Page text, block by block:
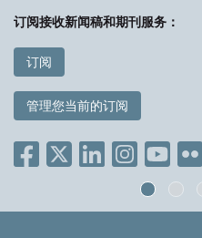
订阅接收新闻稿和期刊服务：
订阅
管理您当前的订阅